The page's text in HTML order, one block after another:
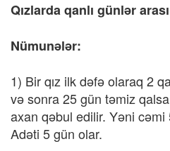
Qızlarda qanlı günlər
Nümunələr:
1) Bir qız ilk dəfə olaraq 2
və sonra 25 gün təmiz
axan qəbul edilir. Yəni
Adəti 5 gün olar.